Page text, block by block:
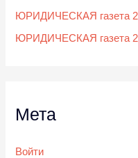
ЮРИДИЧЕСКАЯ газета
ЮРИДИЧЕСКАЯ газета
Мета
Войти